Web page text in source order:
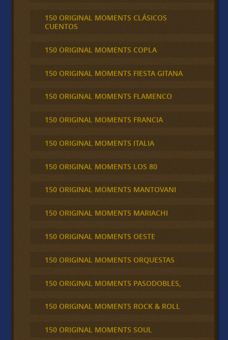
150 ORIGINAL MOMENTS CLÁSICOS
CUENTOS
150 ORIGINAL MOMENTS COPLA
150 ORIGINAL MOMENTS FIESTA GITANA
150 ORIGINAL MOMENTS FLAMENCO
150 ORIGINAL MOMENTS FRANCIA
150 ORIGINAL MOMENTS ITALIA
150 ORIGINAL MOMENTS LOS 80
150 ORIGINAL MOMENTS MANTOVANI
150 ORIGINAL MOMENTS MARIACHI
150 ORIGINAL MOMENTS OESTE
150 ORIGINAL MOMENTS ORQUESTAS
150 ORIGINAL MOMENTS PASODOBLES,
150 ORIGINAL MOMENTS ROCK & ROLL
150 ORIGINAL MOMENTS SOUL